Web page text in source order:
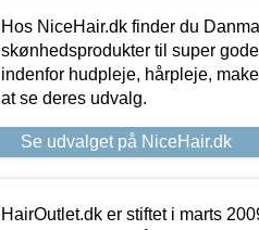
Hos NiceHair.dk finder du
skønhedsprodukter til super
indenfor hudpleje, hårpleje,
at se deres udvalg.
Se udvalget på NiceHair.dk
HairOutlet.dk er stiftet i marts